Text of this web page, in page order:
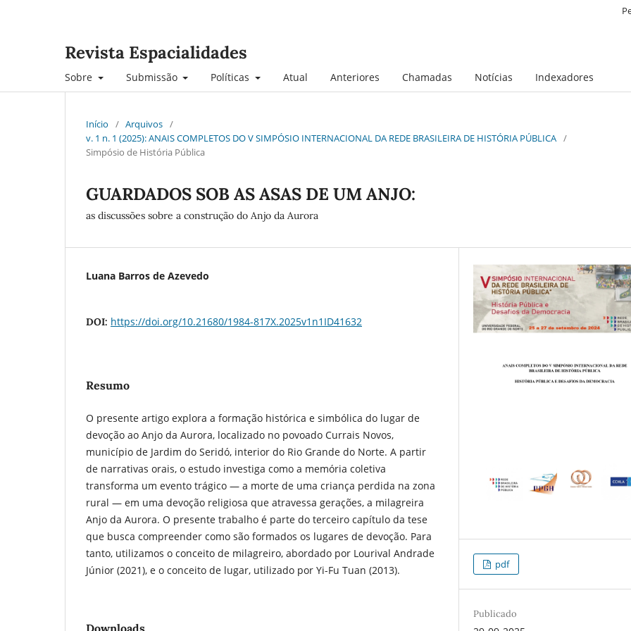
Revista Espacialidades
Sobre Submissão Políticas Atual Anteriores Chamadas Notícias Indexadores
Início / Arquivos /
v. 1 n. 1 (2025): ANAIS COMPLETOS DO V SIMPÓSIO INTERNACIONAL DA REDE BRASILEIRA DE HISTÓRIA PÚBLICA /
Simpósio de História Pública
GUARDADOS SOB AS ASAS DE UM ANJO:
as discussões sobre a construção do Anjo da Aurora
Luana Barros de Azevedo
DOI: https://doi.org/10.21680/1984-817X.2025v1n1ID41632
Resumo
O presente artigo explora a formação histórica e simbólica do lugar de
devoção ao Anjo da Aurora, localizado no povoado Currais Novos,
município de Jardim do Seridó, interior do Rio Grande do Norte. A partir
de narrativas orais, o estudo investiga como a memória coletiva
transforma um evento trágico — a morte de uma criança perdida na zona
rural — em uma devoção religiosa que atravessa gerações, a milagreira
Anjo da Aurora. O presente trabalho é parte do terceiro capítulo da tese
que busca compreender como são formados os lugares de devoção. Para
tanto, utilizamos o conceito de milagreiro, abordado por Lourival Andrade
Júnior (2021), e o conceito de lugar, utilizado por Yi-Fu Tuan (2013).
Downloads
pdf
Publicado